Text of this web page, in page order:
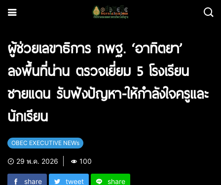
ผู้ช่วยเลขาธิการ กพฐ. ‘อาทิตยา’
ลงพื้นที่น่าน ตรวจเยี่ยม 5 โรงเรียน
ชายแดน รับฟังปัญหา-ให้กำลังใจครูและ
นักเรียน
OBEC EXECUTIVE NEWs
29 พ.ค. 2026 100
share tweet share